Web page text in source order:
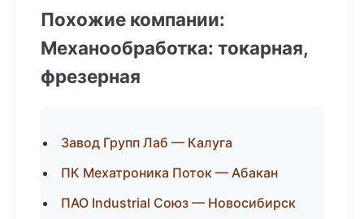
Похожие компании:
Механообработка: токарная,
фрезерная
Завод Групп Лаб — Калуга
ПК Мехатроника Поток — Абакан
ПАО Industrial Союз — Новосибирск